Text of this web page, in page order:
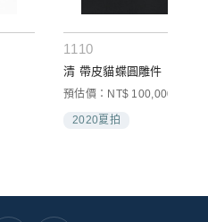
1110
清 帶皮貓蝶圓雕件
預估價：NT$ 100,000-
2020夏拍